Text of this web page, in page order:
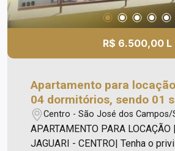
acesso à Dutra e demais regiões
R$ 6.500,00 L
Apartamento para
04 dormitórios, sendo 01
vagas de garagem |
Jaguari - Centro | São
Campos |
Centro - São José dos Campos/
APARTAMENTO PARA LOCAÇÃO
JAGUARI - CENTRO| Tenha o privilégio de morar